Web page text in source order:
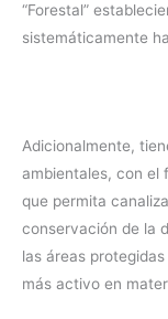
“Forestal”
sistemáticamente
Adicionalmente,
ambientales, con el
que permita
conservación de la
las áreas
más activo en